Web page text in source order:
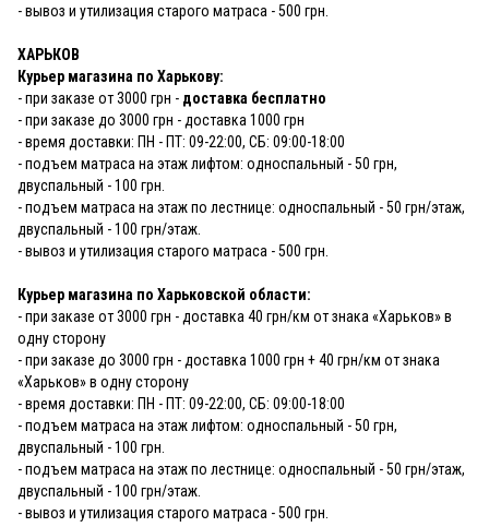
- вывоз и утилизация старого матраса - 500 грн.
ХАРЬКОВ
Курьер магазина по Харькову:
- при заказе от 3000 грн - доставка бесплатно
- при заказе до 3000 грн - доставка 1000 грн
- время доставки: ПН - ПТ: 09-22:00, СБ: 09:00-18:00
- подъем матраса на этаж лифтом: односпальный - 50 грн,
двуспальный - 100 грн.
- подъем матраса на этаж по лестнице: односпальный - 50 грн/этаж,
двуспальный - 100 грн/этаж.
- вывоз и утилизация старого матраса - 500 грн.
Курьер магазина по Харьковской области:
- при заказе от 3000 грн - доставка 40 грн/км от знака «Харьков» в
одну сторону
- при заказе до 3000 грн - доставка 1000 грн + 40 грн/км от знака
«Харьков» в одну сторону
- время доставки: ПН - ПТ: 09-22:00, СБ: 09:00-18:00
- подъем матраса на этаж лифтом: односпальный - 50 грн,
двуспальный - 100 грн.
- подъем матраса на этаж по лестнице: односпальный - 50 грн/этаж,
двуспальный - 100 грн/этаж.
- вывоз и утилизация старого матраса - 500 грн.